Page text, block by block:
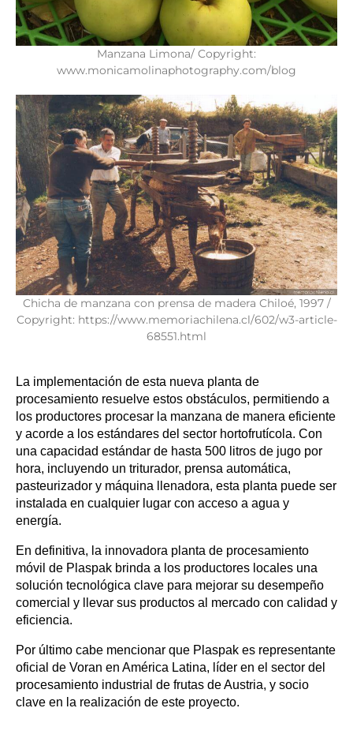
Manzana Limona/ Copyright:
www.monicamolinaphotography.com/blog
Chicha de manzana con prensa de madera Chiloé, 1997 /
Copyright: https://www.memoriachilena.cl/602/w3-article-
68551.html
La implementación de esta nueva planta de
procesamiento resuelve estos obstáculos, permitiendo a
los productores procesar la manzana de manera eficiente
y acorde a los estándares del sector hortofrutícola. Con
una capacidad estándar de hasta 500 litros de jugo por
hora, incluyendo un triturador, prensa automática,
pasteurizador y máquina llenadora, esta planta puede ser
instalada en cualquier lugar con acceso a agua y
energía.
En definitiva, la innovadora planta de procesamiento
móvil de Plaspak brinda a los productores locales una
solución tecnológica clave para mejorar su desempeño
comercial y llevar sus productos al mercado con calidad y
eficiencia.
Por último cabe mencionar que Plaspak es representante
oficial de Voran en América Latina, líder en el sector del
procesamiento industrial de frutas de Austria, y socio
clave en la realización de este proyecto.